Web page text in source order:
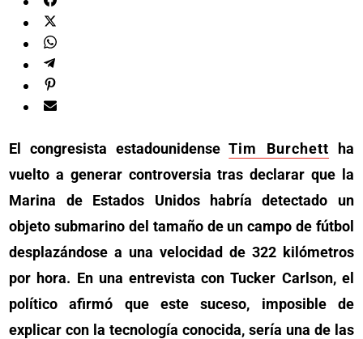
El congresista estadounidenseTim Burchett ha
vuelto a generar controversia tras declarar que la
Marina de Estados Unidos habría detectado un
objeto submarino del tamaño de un campo de fútbol
desplazándose a una velocidad de 322 kilómetros
por hora. En una entrevista con Tucker Carlson, el
político afirmó que este suceso, imposible de
explicar con la tecnología conocida, sería una de las